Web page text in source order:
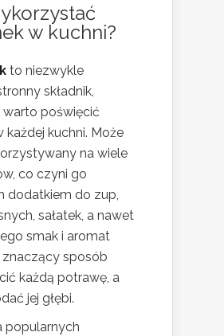
w kuchni?
to niezwykle
składnik,
poświęcić
każdej kuchni. Może
na wiele
co czyni go
dodatkiem do zup,
sałatek, a nawet
smak i aromat
sposób
każdą potrawę, a
jej głębi.
popularnych